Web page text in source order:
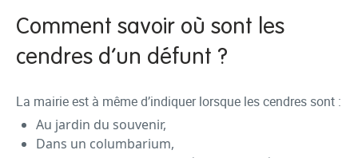
Comment savoir où sont les
cendres d’un défunt ?
La mairie est à même d’indiquer lorsque les cendres sont :
Au jardin du souvenir,
Dans un columbarium,